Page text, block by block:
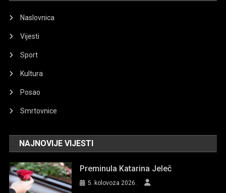
Naslovnica
Vijesti
Sport
Kultura
Posao
Smrtovnice
NAJNOVIJE VIJESTI
Preminula Katarina Jeleč
5. kolovoza 2026.